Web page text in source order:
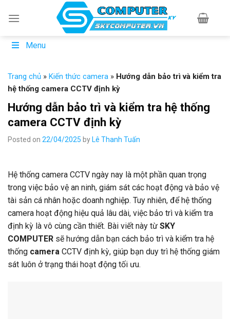
Menu
Trang chủ » Kiến thức camera » Hướng dẫn bảo trì và kiểm tra
hệ thống camera CCTV định kỳ
Hướng dẫn bảo trì và kiểm tra hệ thống
camera CCTV định kỳ
Posted on 22/04/2025 by Lê Thanh Tuấn
Hệ thống camera CCTV ngày nay là một phần quan trọng
trong việc bảo vệ an ninh, giám sát các hoạt động và bảo vệ
tài sản cá nhân hoặc doanh nghiệp. Tuy nhiên, để hệ thống
camera hoạt động hiệu quả lâu dài, việc bảo trì và kiểm tra
định kỳ là vô cùng cần thiết. Bài viết này từ SKY
COMPUTER sẽ hướng dẫn bạn cách bảo trì và kiểm tra hệ
thống camera CCTV định kỳ, giúp bạn duy trì hệ thống giám
sát luôn ở trạng thái hoạt động tối ưu.